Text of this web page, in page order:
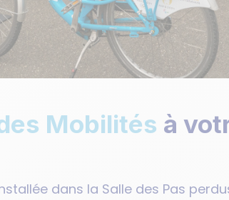
Mobilités à
dans la Salle des Pas